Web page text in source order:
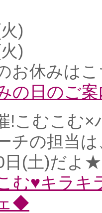
)
)
お休みは
の日のご
!こむこむ×
チの担当
日(土)だよ★
む♥キラキ
◆